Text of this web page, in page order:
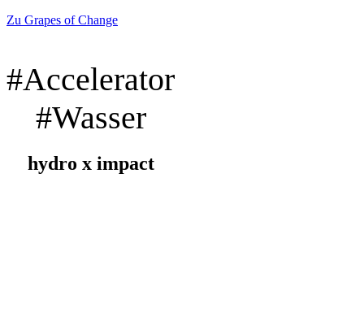
Zu Grapes of Change
#Accelerator
#Wasser
hydro x impact